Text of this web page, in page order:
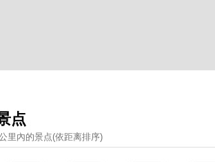
点
里內的景点(依距离排序)